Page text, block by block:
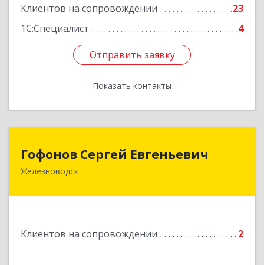
Клиентов на сопровождении
23
1С:Специалист
4
Отправить заявку
Показать контакты
Отправить заявку
Назад
Гофонов Сергей Евгеньевич
Железноводск
Клиентов на сопровождении 2
Гофонов Сергей Евгеньевич